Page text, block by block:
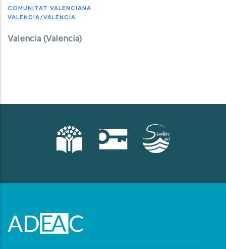
COMUNITAT VALENCIANA
VALENCIA/VALÈNCIA
Valencia (Valencia)